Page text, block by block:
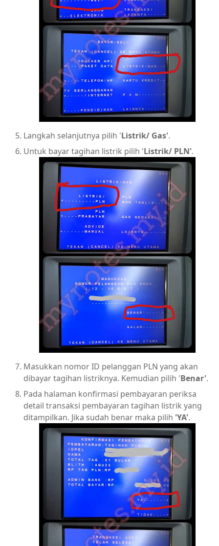
Langkah selanjutnya pilih 'Listrik/ Gas'.
Untuk bayar tagihan listrik pilih 'Listrik/ PLN'.
Masukkan nomor ID pelanggan PLN yang akan
dibayar tagihan listriknya. Kemudian pilih 'Benar'.
Pada halaman konfirmasi pembayaran periksa
detail transaksi pembayaran tagihan listrik yang
ditampilkan. Jika sudah benar maka pilih 'YA'.